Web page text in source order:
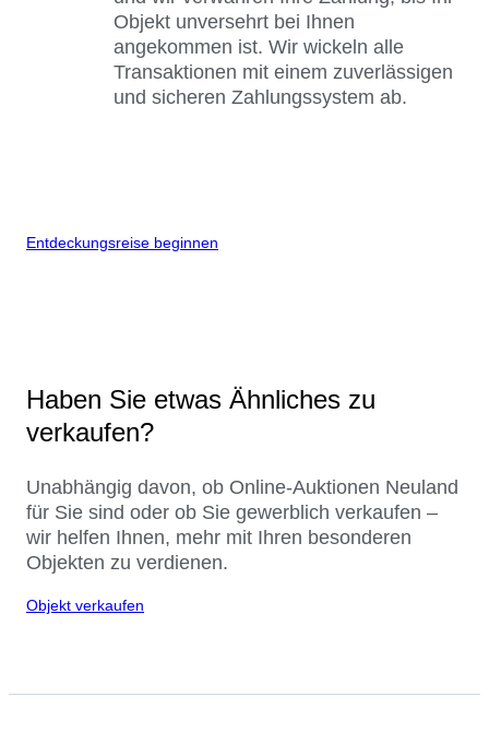
Objekt unversehrt bei Ihnen
angekommen ist. Wir wickeln alle
Transaktionen mit einem zuverlässigen
und sicheren Zahlungssystem ab.
Entdeckungsreise beginnen
Haben Sie etwas Ähnliches zu
verkaufen?
Unabhängig davon, ob Online-Auktionen Neuland
für Sie sind oder ob Sie gewerblich verkaufen –
wir helfen Ihnen, mehr mit Ihren besonderen
Objekten zu verdienen.
Objekt verkaufen